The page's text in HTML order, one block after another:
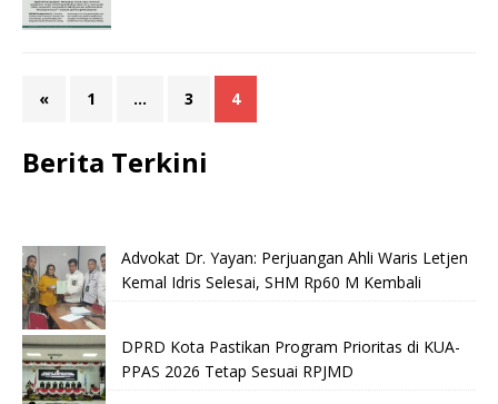
« 1 … 3 4
Berita Terkini
Advokat Dr. Yayan: Perjuangan Ahli Waris Letjen
Kemal Idris Selesai, SHM Rp60 M Kembali
DPRD Kota Pastikan Program Prioritas di KUA-
PPAS 2026 Tetap Sesuai RPJMD